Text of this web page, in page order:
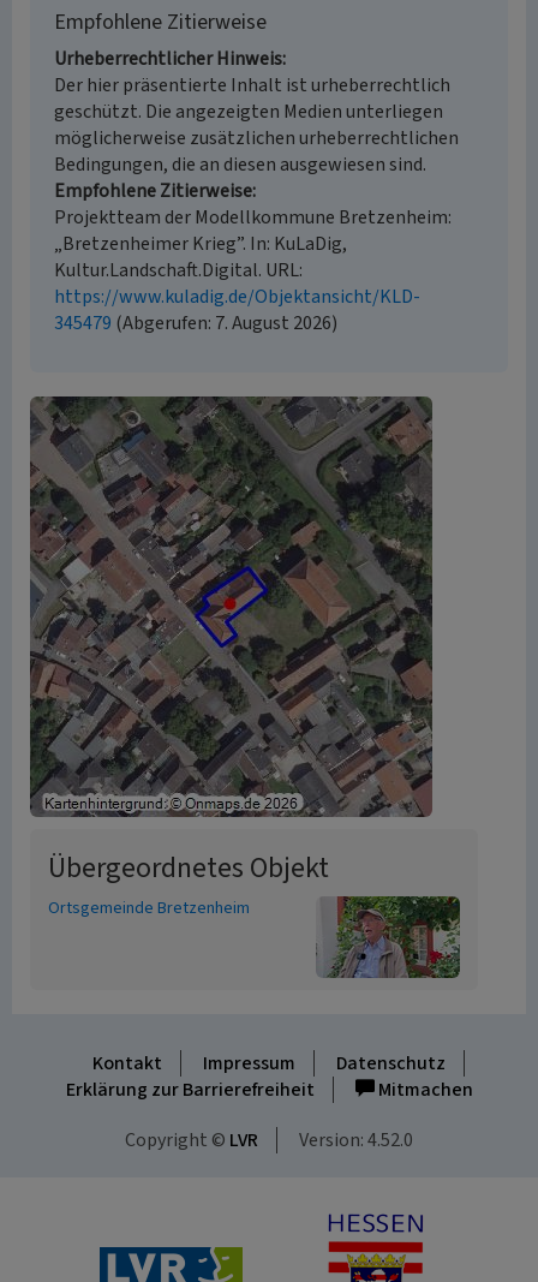
Empfohlene Zitierweise
Urheberrechtlicher Hinweis
Der hier präsentierte Inhalt ist urheberrechtlich
geschützt. Die angezeigten Medien unterliegen
möglicherweise zusätzlichen urheberrechtlichen
Bedingungen, die an diesen ausgewiesen sind.
Empfohlene Zitierweise
Projektteam der Modellkommune Bretzenheim:
„Bretzenheimer Krieg”. In: KuLaDig,
Kultur.Landschaft.Digital. URL:
https://www.kuladig.de/Objektansicht/KLD-
345479 (Abgerufen: 7. August 2026)
Übergeordnetes Objekt
Ortsgemeinde Bretzenheim
Kontakt Impressum
Datenschutz
Erklärung zur Barrierefreiheit
Mitmachen
Copyright © LVR Version: 4.52.0